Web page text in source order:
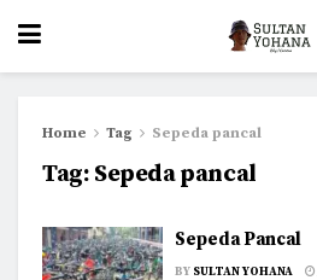
Home Tag Sepeda pancal
Tag: Sepeda pancal
Sepeda Pancal
BY SULTAN YOHANA